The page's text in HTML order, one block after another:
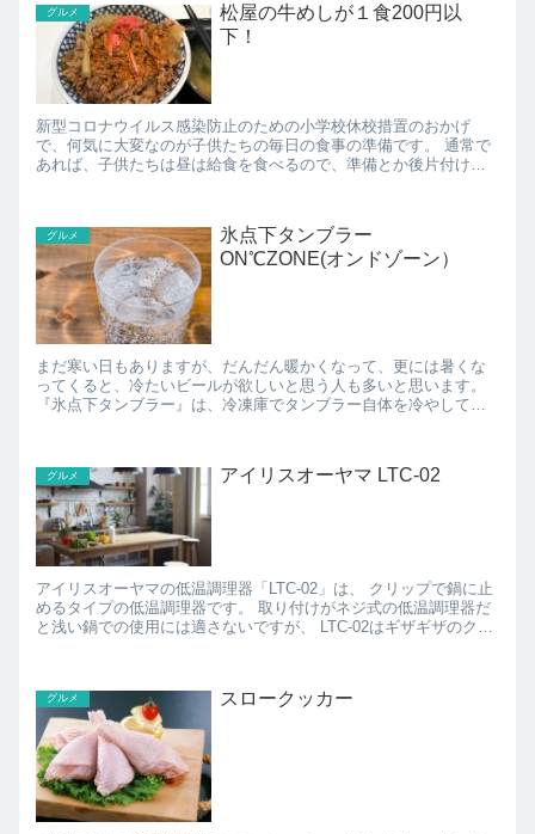
グルメ
松屋の牛めしが１食200円以
下！
新型コロナウイルス感染防止のための小学校休校措置のおかげ
で、何気に大変なのが子供たちの毎日の食事の準備です。 通常で
あれば、子供たちは昼は給食を食べるので、準備とか後片付けと
グルメ
氷点下タンブラー
ON℃ZONE(オンドゾーン）
まだ寒い日もありますが、だんだん暖かくなって、更には暑くな
ってくると、冷たいビールが欲しいと思う人も多いと思います。
『氷点下タンブラー』は、冷凍庫でタンブラー自体を冷やしてお
グルメ アイリスオーヤマ LTC-02
アイリスオーヤマの低温調理器「LTC-02」は、 クリップで鍋に止
めるタイプの低温調理器です。 取り付けがネジ式の低温調理器だ
と浅い鍋での使用には適さないですが、 LTC-02はギザギザのクリ
グルメ スロークッカー